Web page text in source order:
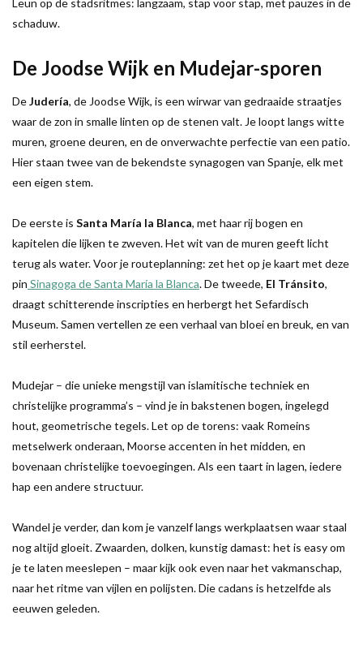
schaduw.
De Joodse Wijk en Mudejar-sporen
DeJudería, de Joodse Wijk, is een wirwar van gedraaide straatjes
waar de zon in smalle linten op de stenen valt. Je loopt langs witte
muren, groene deuren, en de onverwachte perfectie van een patio.
Hier staan twee van de bekendste synagogen van Spanje, elk met
een eigen stem.
De eerste is Santa María la Blanca, met haar rij bogen en
kapitelen die lijken te zweven. Het wit van de muren geeft licht
terug als water. Voor je routeplanning: zet het op je kaart met deze
pin Sinagoga de Santa María la Blanca. De tweede, El Tránsito,
draagt schitterende inscripties en herbergt het Sefardisch
Museum. Samen vertellen ze een verhaal van bloei en breuk, en van
stil eerherstel.
Mudejar – die unieke mengstijl van islamitische techniek en
christelijke programma’s – vind je in bakstenen bogen, ingelegd
hout, geometrische tegels. Let op de torens: vaak Romeins
metselwerk onderaan, Moorse accenten in het midden, en
bovenaan christelijke toevoegingen. Als een taart in lagen, iedere
hap een andere structuur.
Wandel je verder, dan kom je vanzelf langs werkplaatsen waar staal
nog altijd gloeit. Zwaarden, dolken, kunstig damast: het is easy om
je te laten meeslepen – maar kijk ook even naar het vakmanschap,
naar het ritme van vijlen en polijsten. Die cadans is hetzelfde als
eeuwen geleden.